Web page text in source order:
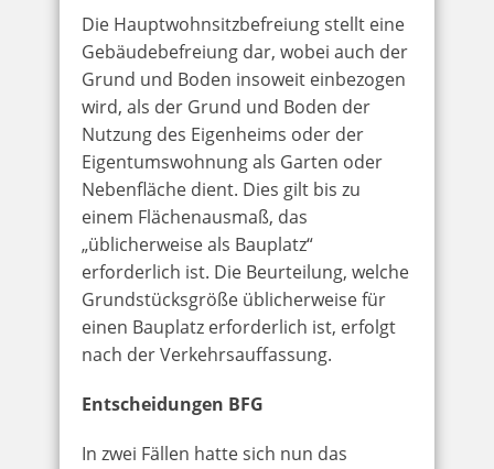
Die Hauptwohnsitzbefreiung stellt eine
Gebäudebefreiung dar, wobei auch der
Grund und Boden insoweit einbezogen
wird, als der Grund und Boden der
Nutzung des Eigenheims oder der
Eigentumswohnung als Garten oder
Nebenfläche dient. Dies gilt bis zu
einem Flächenausmaß, das
„üblicherweise als Bauplatz“
erforderlich ist. Die Beurteilung, welche
Grundstücksgröße üblicherweise für
einen Bauplatz erforderlich ist, erfolgt
nach der Verkehrsauffassung.
Entscheidungen BFG
In zwei Fällen hatte sich nun das